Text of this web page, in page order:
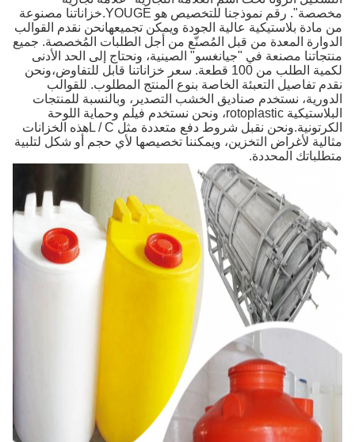
مخصصة". رقم نموذجنا للتخصيص هو YOUGE.خزاناتنا مصنوعة
من مادة بلاستيكية عالية الجودة ويمكن تجميعهانحن نقدم القوالب
الدوارة المعدة من قبل المُصنّع من أجل الطلبات المُخصصة. جميع
منتجاتنا مصنعة في "جيانغسو" الصينية، ونحتاج إلى الحد الأدنى
لكمية الطلب من 100 قطعة. سعر خزاناتنا قابل للتفاوض،ونحن
نقدم تفاصيل التعبئة الخاصة بنوع المنتج المطلوب. للقوالب
الدورية، نستخدم صناديق الخشب التصدير، وبالنسبة للمنتجات
البلاستيكية rotoplastic، ونحن نستخدم فيلم وحماية اللوحة
الكرتونية.ونحن نقبل شروط دفع متعددة مثل L / Cهذه الخزانات
مثالية لأغراض التخزين، ويمكننا تخصيصها لأي حجم أو شكل لتلبية
متطلباتك المحددة.